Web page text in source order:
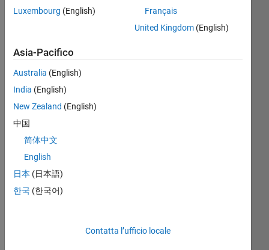
are
calli
ng
Mat
Lab
met
hod
s
Luxembourg (English)
Français
United Kingdom(English)
Asia-Pacifico
Australia (English)
India (English)
New Zealand (English)
中国
简体中文
English
日本 (日本語)
한국 (한국어)
Contatta l’ufficio locale